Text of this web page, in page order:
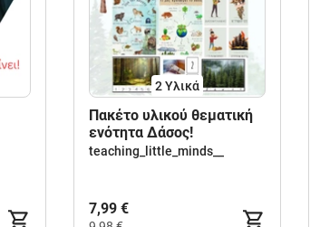
2 Υλικά
Πακέτο υλικού θεματική
ενότητα Δάσος!
teaching_little_minds__
7,99 €